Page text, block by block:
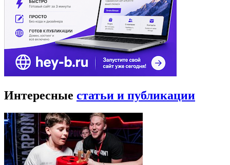
Интересные статьи и публикации